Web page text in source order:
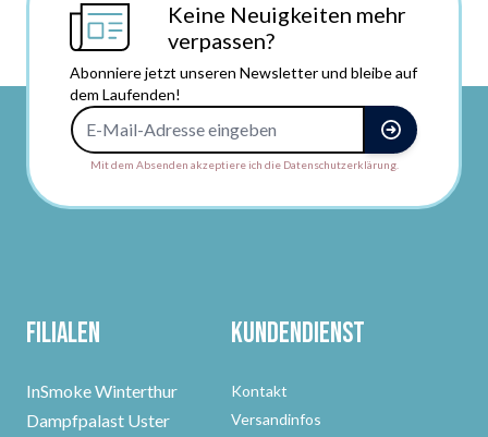
Keine Neuigkeiten mehr
verpassen?
Abonniere jetzt unseren Newsletter und bleibe auf
dem Laufenden!
Mit dem Absenden akzeptiere ich die Datenschutzerklärung.
Filialen
InSmoke Winterthur
Dampfpalast Uster
Kundendienst
Kontakt
Versandinfos